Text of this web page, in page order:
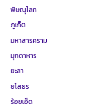
พิษณุโลก
ภูเก็ต
มหาสารคราม
มุกดาหาร
ยะลา
ยโสธร
ร้อยเอ็ด